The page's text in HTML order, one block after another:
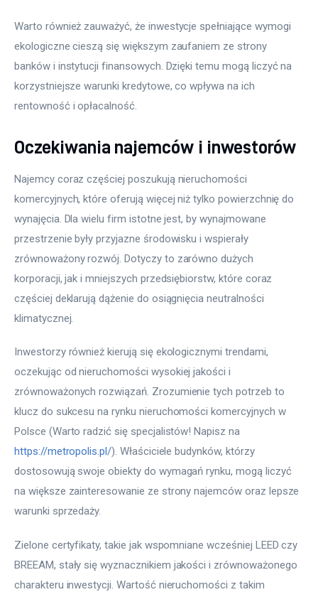
Warto również zauważyć, że inwestycje spełniające wymogi
ekologiczne cieszą się większym zaufaniem ze strony
banków i instytucji finansowych. Dzięki temu mogą liczyć na
korzystniejsze warunki kredytowe, co wpływa na ich
rentowność i opłacalność.
Oczekiwania najemców i inwestorów
Najemcy coraz częściej poszukują nieruchomości
komercyjnych, które oferują więcej niż tylko powierzchnię do
wynajęcia. Dla wielu firm istotne jest, by wynajmowane
przestrzenie były przyjazne środowisku i wspierały
zrównoważony rozwój. Dotyczy to zarówno dużych
korporacji, jak i mniejszych przedsiębiorstw, które coraz
częściej deklarują dążenie do osiągnięcia neutralności
klimatycznej.
Inwestorzy również kierują się ekologicznymi trendami,
oczekując od nieruchomości wysokiej jakości i
zrównoważonych rozwiązań. Zrozumienie tych potrzeb to
klucz do sukcesu na rynku nieruchomości komercyjnych w
Polsce (Warto radzić się specjalistów! Napisz na
https://metropolis.pl/). Właściciele budynków, którzy
dostosowują swoje obiekty do wymagań rynku, mogą liczyć
na większe zainteresowanie ze strony najemców oraz lepsze
warunki sprzedaży.
Zielone certyfikaty, takie jak wspomniane wcześniej LEED czy
BREEAM, stały się wyznacznikiem jakości i zrównoważonego
charakteru inwestycji. Wartość nieruchomości z takim